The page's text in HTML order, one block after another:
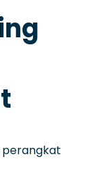
perangkat